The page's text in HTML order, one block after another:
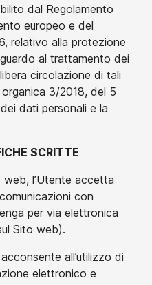
dal Regolamento
europeo e del
relativo alla protezione
al trattamento dei
circolazione di tali
3/2018, del 5
dati personali e la
SCRITTE
l’Utente accetta
con
per via elettronica
Sito web).
all’utilizzo di
elettronico e